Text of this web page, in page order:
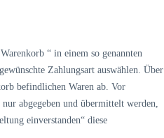
“ in einem so genannten
Zahlungsart auswählen. Über
befindlichen Waren ab. Vor
abgegeben und übermittelt werden,
einverstanden“ diese